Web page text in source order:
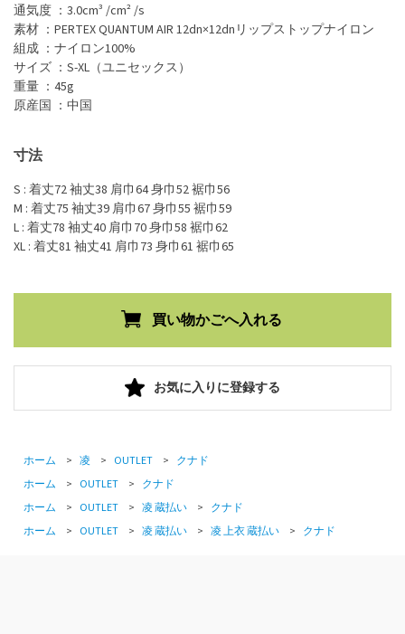
通気度 ：3.0cm³ /cm² /s
素材 ：PERTEX QUANTUM AIR 12dn×12dnリップストップナイロン
組成 ：ナイロン100%
サイズ ：S-XL（ユニセックス）
重量 ：45g
原産国 ：中国
寸法
S : 着丈72 袖丈38 肩巾64 身巾52 裾巾56
M : 着丈75 袖丈39 肩巾67 身巾55 裾巾59
L : 着丈78 袖丈40 肩巾70 身巾58 裾巾62
XL : 着丈81 袖丈41 肩巾73 身巾61 裾巾65
お気に入りに登録する
ホーム > 凌 > OUTLET > クナド
ホーム
> OUTLET > クナド
ホーム
> OUTLET > 凌 蔵払い > クナド
ホーム
> OUTLET > 凌 蔵払い > 凌 上衣 蔵払い > クナド